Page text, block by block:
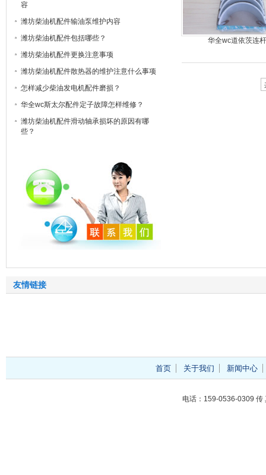
华全wc道依茨连
容
潍坊柴油机配件输油泵维护内容
潍坊柴油机配件包括哪些？
潍坊柴油机配件更换注意事项
潍坊柴油机配件散热器的维护注意什么事项
怎样减少柴油发电机配件磨损？
华全wc斯太尔配件定子故障怎样维修？
潍坊柴油机配件滑动轴承损坏的原因有哪
些？
友情链接
首页 关于我们 新闻中心
电话：159-0536-0309